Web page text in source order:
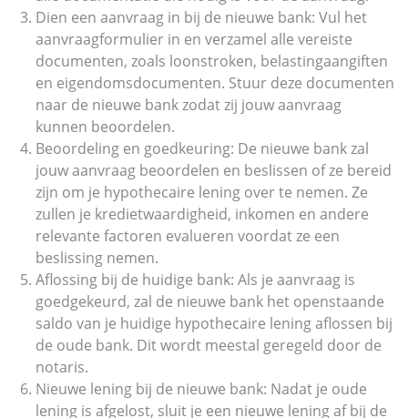
Dien een aanvraag in bij de nieuwe bank: Vul het
aanvraagformulier in en verzamel alle vereiste
documenten, zoals loonstroken, belastingaangiften
en eigendomsdocumenten. Stuur deze documenten
naar de nieuwe bank zodat zij jouw aanvraag
kunnen beoordelen.
Beoordeling en goedkeuring: De nieuwe bank zal
jouw aanvraag beoordelen en beslissen of ze bereid
zijn om je hypothecaire lening over te nemen. Ze
zullen je kredietwaardigheid, inkomen en andere
relevante factoren evalueren voordat ze een
beslissing nemen.
Aflossing bij de huidige bank: Als je aanvraag is
goedgekeurd, zal de nieuwe bank het openstaande
saldo van je huidige hypothecaire lening aflossen bij
de oude bank. Dit wordt meestal geregeld door de
notaris.
Nieuwe lening bij de nieuwe bank: Nadat je oude
lening is afgelost, sluit je een nieuwe lening af bij de